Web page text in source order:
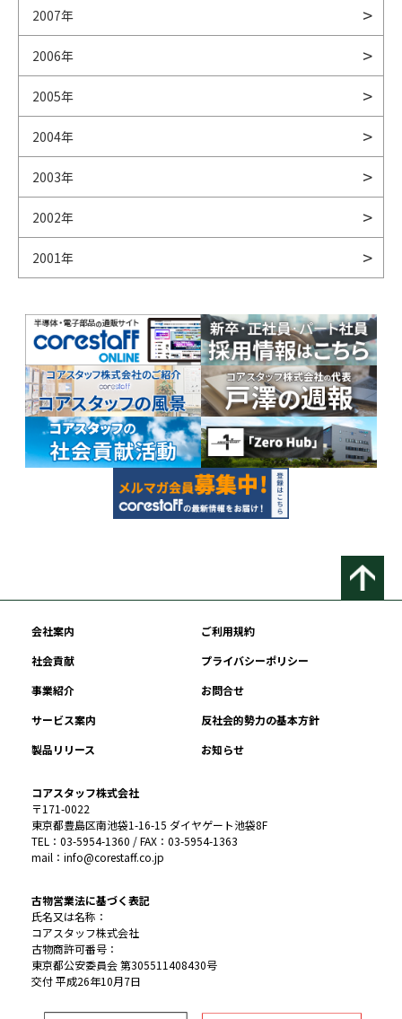
2007年
2006年
2005年
2004年
2003年
2002年
2001年
会社案内
ご利用規約
社会貢献
プライバシーポリシー
事業紹介
お問合せ
サービス案内
反社会的勢力の基本方針
製品リリース
お知らせ
コアスタッフ株式会社
〒171-0022
東京都豊島区南池袋1-16-15 ダイヤゲート池袋8F
TEL：03-5954-1360 / FAX：03-5954-1363
mail：info@corestaff.co.jp
古物営業法に基づく表記
氏名又は名称：
コアスタッフ株式会社
古物商許可番号：
東京都公安委員会 第305511408430号
交付 平成26年10月7日